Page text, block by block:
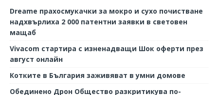
Dreame прахосмукачки за мокро и сухо почистване
надхвърлиха 2 000 патентни заявки в световен
мащаб
Vivacom стартира с изненадващи Шок оферти през
август онлайн
Котките в България заживяват в умни домове
Обединено Дрон Общество разкритикува по-